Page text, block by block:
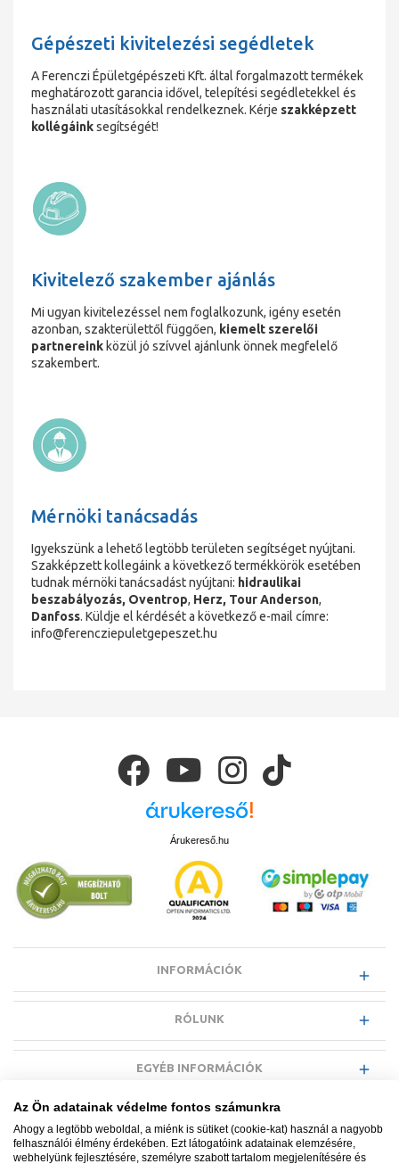
Gépészeti kivitelezési segédletek
A Ferenczi Épületgépészeti Kft. által forgalmazott termékek
meghatározott garancia idővel, telepítési segédletekkel és
használati utasításokkal rendelkeznek. Kérje szakképzett
kollégáinksegítségét!
Kivitelező szakember ajánlás
Mi ugyan kivitelezéssel nem foglalkozunk, igény esetén
azonban, szakterülettől függően, kiemelt szerelői
partnereink közül jó szívvel ajánlunk önnek megfelelő
szakembert.
Mérnöki tanácsadás
Igyekszünk a lehető legtöbb területen segítséget nyújtani.
Szakképzett kollegáink a következő termékkörök esetében
tudnak mérnöki tanácsadást nyújtani: hidraulikai
beszabályozás, Oventrop, Herz, Tour Anderson,
Danfoss. Küldje el kérdését a következő e-mail címre:
info@ferencziepuletgepeszet.hu
Árukereső.hu
INFORMÁCIÓK
RÓLUNK
EGYÉB INFORMÁCIÓK
Az Ön adatainak védelme fontos számunkra
Ahogy a legtöbb weboldal, a miénk is sütiket (cookie-kat) használ a nagyobb
felhasználói élmény érdekében. Ezt látogatóink adatainak elemzésére,
webhelyünk fejlesztésére, személyre szabott tartalom megjelenítésére és